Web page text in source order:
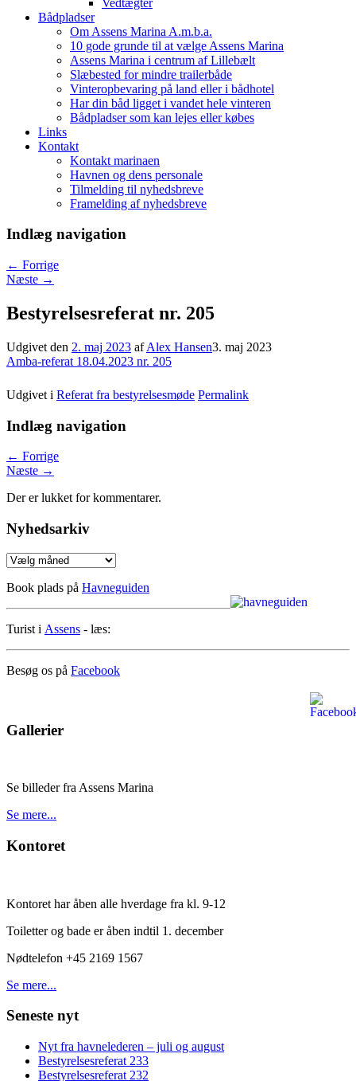
Bådpladser
Om Assens Marina A.m.b.a.
10 gode grunde til at vælge Assens Marina
Assens Marina i centrum af Lillebælt
Slæbested for mindre trailerbåde
Vinteropbevaring på land eller i bådhotel
Har din båd ligget i vandet hele vinteren
Bådpladser som kan lejes eller købes
Links
Kontakt
Kontakt marinaen
Havnen og dens personale
Tilmelding til nyhedsbreve
Framelding af nyhedsbreve
Indlæg navigation
← Forrige
Næste →
Bestyrelsesreferat nr. 205
Udgivet den 2. maj 2023 afAlex Hansen3. maj 2023
Amba-referat 18.04.2023 nr. 205
Udgivet i Referat fra bestyrelsesmøde Permalink
Indlæg navigation
← Forrige
Næste →
Der er lukket for kommentarer.
Nyhedsarkiv
Nyhedsarkiv
Book plads på Havneguiden
Turist i Assens - læs:
Besøg os på Facebook
Gallerier
Se billeder fra Assens Marina
Se mere...
Kontoret
Kontoret har åben alle hverdage fra kl. 9-12
Toiletter og bade er åben indtil 1. december
Nødtelefon +45 2169 1567
Se mere...
Seneste nyt
Nyt fra havnelederen – juli og august
Bestyrelsesreferat 233
Bestyrelsesreferat 232